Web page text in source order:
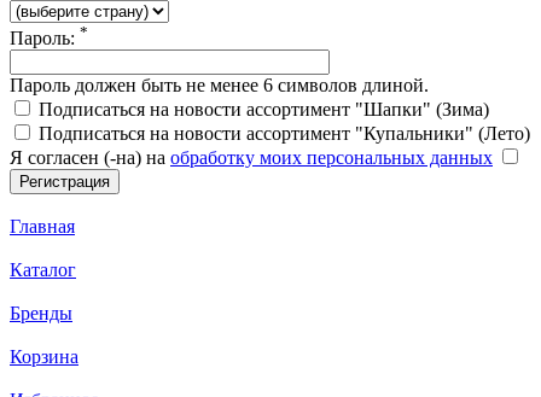
Пароль: *
Пароль должен быть не менее 6 символов длиной.
Подписаться на новости ассортимент "Шапки" (Зима)
Подписаться на новости ассортимент "Купальники" (Лето)
Я согласен (-на) на обработку моих персональных данных
Главная
Каталог
Бренды
Корзина